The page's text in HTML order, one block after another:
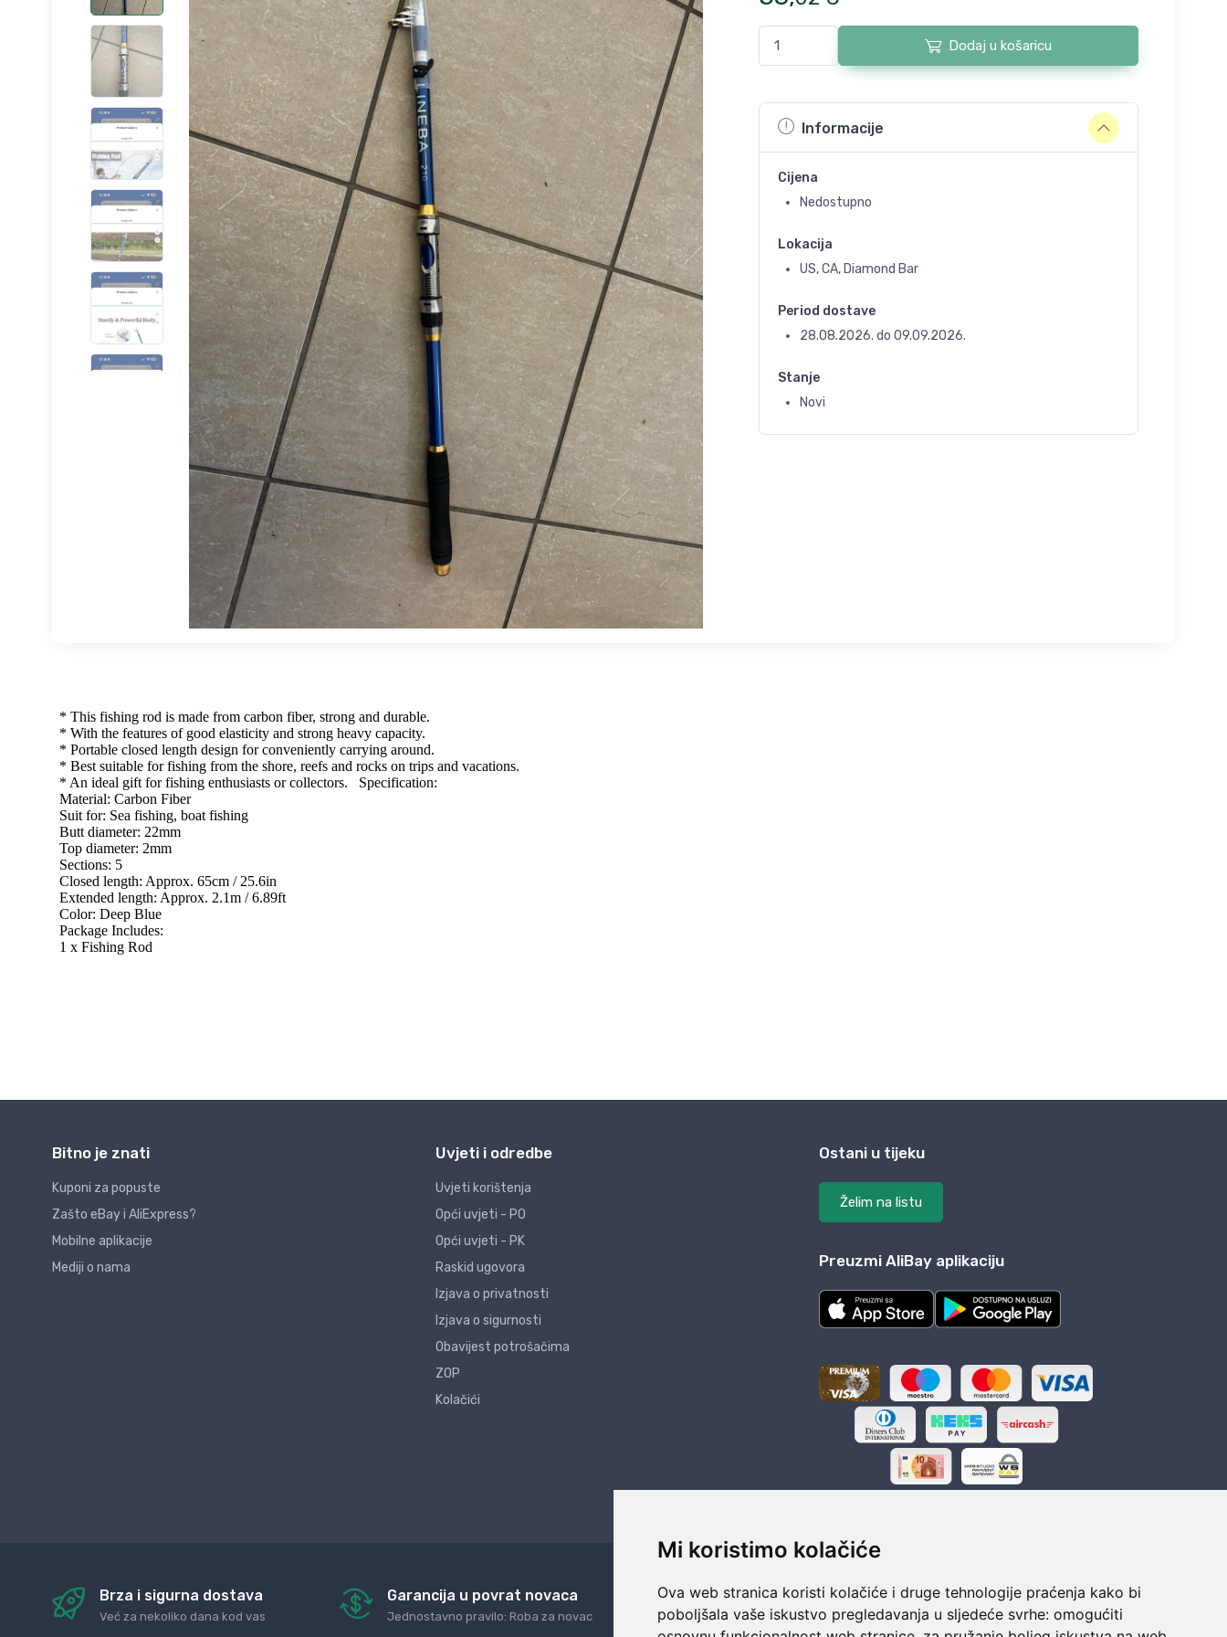
Mi koristimo kolačiće
Ova web stranica koristi kolačiće i druge tehnologije praćenja kako bi
poboljšala vaše iskustvo pregledavanja u sljedeće svrhe: omogućiti
Dodaj u košaricu
Informacije
Cijena
Nedostupno
Lokacija
US, CA, Diamond Bar
Period dostave
28.08.2026. do 09.09.2026.
Stanje
Novi
Bitno je znati
Kuponi za popuste
Zašto eBay i AliExpress?
Mobilne aplikacije
Mediji o nama
Uvjeti i odredbe
Uvjeti korištenja
Opći uvjeti - PO
Opći uvjeti - PK
Raskid ugovora
Izjava o privatnosti
Izjava o sigurnosti
Obavijest potrošačima
ZOP
Kolačići
Ostani u tijeku
Želim na listu
Preuzmi AliBay aplikaciju
Brza i sigurna dostava
Već za nekoliko dana kod vas
Garancija u povrat novaca
Jednostavno pravilo: Roba za novac
24/7 odlična podrška
Naši agenti uvijek na raspolaganju
Sigurno obročno plaćanje
Do 24 rata bez kamata